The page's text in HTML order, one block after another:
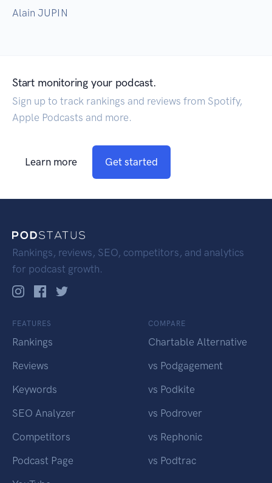
Alain JUPIN
Start monitoring your podcast.
Sign up to track rankings and reviews from Spotify,
Apple Podcasts and more.
Learn more Get started
Rankings, reviews, SEO, competitors, and analytics
for podcast growth.
FEATURES
Rankings
Reviews
Keywords
SEO Analyzer
Competitors
Podcast Page
COMPARE
Chartable Alternative
vs Podgagement
vs Podkite
vs Podrover
vs Rephonic
vs Podtrac